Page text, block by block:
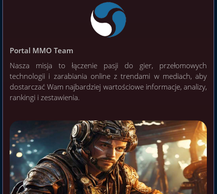
Portal MMO Team
Nasza misja to łączenie pasji do gier, przełomowych
technologii i zarabiania online z trendami w mediach, aby
dostarczać Wam najbardziej wartościowe informacje, analizy,
rankingi i zestawienia.